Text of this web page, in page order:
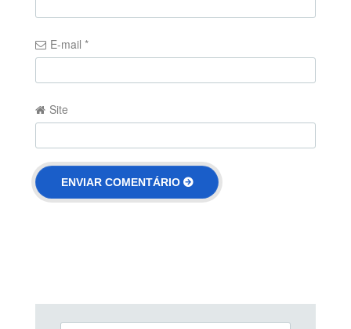
E-mail *
Site